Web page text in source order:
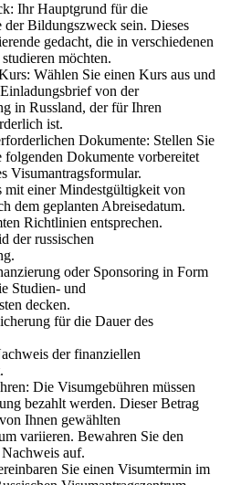
Ihr Hauptgrund für die
der Bildungszweck sein. Dieses
gedacht, die in verschiedenen
möchten.
Wählen Sie einen Kurs aus und
von der
in Russland, der für Ihren
ist.
Dokumente: Stellen Sie
folgenden Dokumente vorbereitet
Visumantragsformular.
mit einer Mindestgültigkeit von
dem geplanten Abreisedatum.
Richtlinien entsprechen.
der russischen
oder Sponsoring in Form
Studien- und
decken.
für die Dauer des
der finanziellen
Die Visumgebühren müssen
bezahlt werden. Dieser Betrag
Ihnen gewählten
variieren. Bewahren Sie den
auf.
Sie einen Visumtermin im